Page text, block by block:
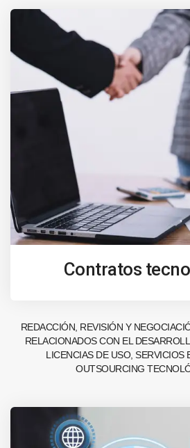
Contratos
REDACCIÓN, REVISIÓN Y
RELACIONADOS CON EL
LICENCIAS DE USO, SERVICIOS
OUTSOURCING